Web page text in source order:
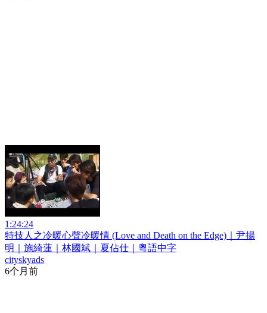
1:24:24
特技人之冷暖心聲冷暖情 (Love and Death on the Edge)｜尹揚
明｜施綺蓮｜林國斌｜夏佔仕｜粵語中字
cityskyads
6个月前